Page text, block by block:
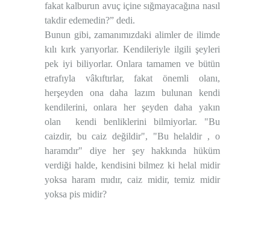
fakat kalburun avuç içine sığmayacağına nasıl
takdir edemedin?” dedi.
Bunun gibi, zamanımızdaki alimler de ilimde
kılı kırk yarıyorlar. Kendileriyle ilgili şeyleri
pek iyi biliyorlar. Onlara tamamen ve bütün
etrafıyla vâkıftırlar, fakat önemli olanı,
herşeyden ona daha lazım bulunan kendi
kendilerini, onlara her şeyden daha yakın
olan kendi benliklerini bilmiyorlar. "Bu
caizdir, bu caiz değildir", "Bu helaldir , o
haramdır" diye her şey hakkında hüküm
verdiği halde, kendisini bilmez ki helal midir
yoksa haram mıdır, caiz midir, temiz midir
yoksa pis midir?